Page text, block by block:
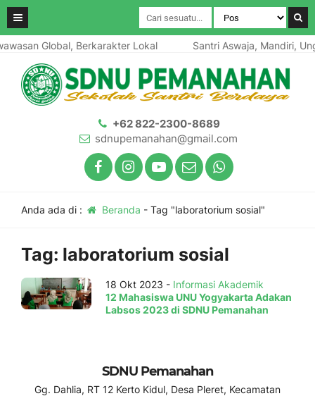
Global, Berkarakter Lokal Santri Aswaja, Mandiri,
+62 822-2300-8689
sdnupemanahan@gmail.com
Anda ada di : Beranda - Tag "laboratorium sosial"
Tag: laboratorium sosial
18 Okt 2023 - Informasi Akademik
12 Mahasiswa UNU Yogyakarta Adakan
Labsos 2023 di SDNU Pemanahan
SDNU Pemanahan
Gg. Dahlia, RT 12 Kerto Kidul, Desa Pleret, Kecamatan